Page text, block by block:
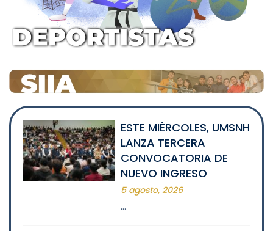
ESTE MIÉRCOLES, UMSNH
LANZA TERCERA
CONVOCATORIA DE
NUEVO INGRESO
5 agosto, 2026
…